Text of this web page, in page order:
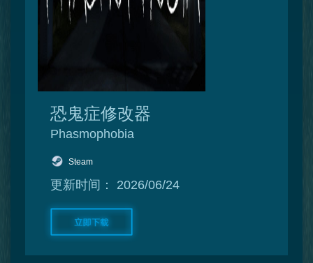
恐鬼症修改器
Phasmophobia
Steam
更新时间： 2026/06/24